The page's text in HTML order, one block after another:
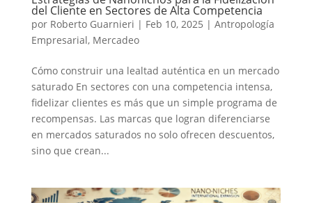
del Cliente en Sectores de Alta Competencia
por Roberto Guarnieri | Feb 10, 2025 | Antropología
Empresarial, Mercadeo
Cómo construir una lealtad auténtica en un mercado
saturado En sectores con una competencia intensa,
fidelizar clientes es más que un simple programa de
recompensas. Las marcas que logran diferenciarse
en mercados saturados no solo ofrecen descuentos,
sino que crean...